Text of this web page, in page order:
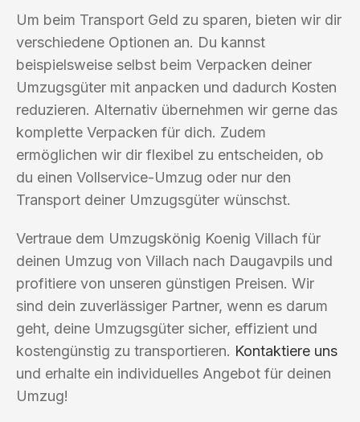
Um beim Transport Geld zu sparen, bieten wir dir
verschiedene Optionen an. Du kannst
beispielsweise selbst beim Verpacken deiner
Umzugsgüter mit anpacken und dadurch Kosten
reduzieren. Alternativ übernehmen wir gerne das
komplette Verpacken für dich. Zudem
ermöglichen wir dir flexibel zu entscheiden, ob
du einen Vollservice-Umzug oder nur den
Transport deiner Umzugsgüter wünschst.
Vertraue dem Umzugskönig Koenig Villach für
deinen Umzug von Villach nach Daugavpils und
profitiere von unseren günstigen Preisen. Wir
sind dein zuverlässiger Partner, wenn es darum
geht, deine Umzugsgüter sicher, effizient und
kostengünstig zu transportieren. Kontaktiere uns
und erhalte ein individuelles Angebot für deinen
Umzug!